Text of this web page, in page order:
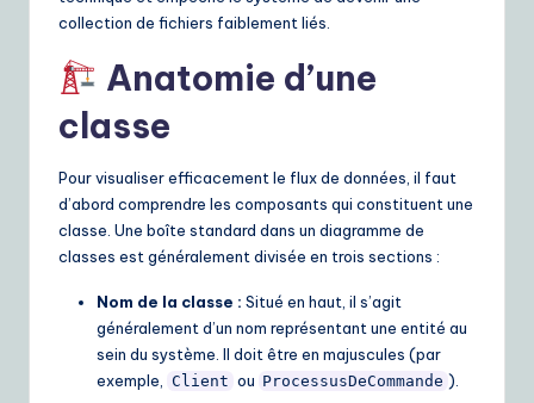
collection de fichiers faiblement liés.
Anatomie d’une
classe
Pour visualiser efficacement le flux de données, il faut
d’abord comprendre les composants qui constituent une
classe. Une boîte standard dans un diagramme de
classes est généralement divisée en trois sections :
Nom de la classe : Situé en haut, il s’agit
généralement d’un nom représentant une entité au
sein du système. Il doit être en majuscules (par
exemple,
Client ou ProcessusDeCommande ).